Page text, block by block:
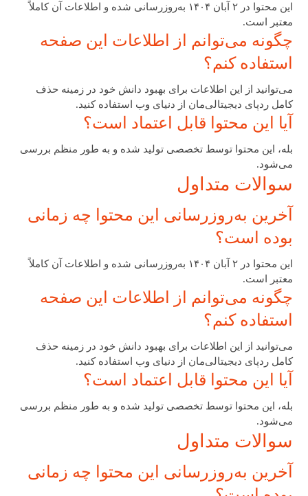
این محتوا در ۲ آبان ۱۴۰۴ به‌روزرسانی شده و اطلاعات آن کاملاً
معتبر است.
چگونه می‌توانم از اطلاعات این صفحه
استفاده کنم؟
می‌توانید از این اطلاعات برای بهبود دانش خود در زمینه حذف
کامل ردپای دیجیتالی‌مان از دنیای وب استفاده کنید.
آیا این محتوا قابل اعتماد است؟
بله، این محتوا توسط تخصصی تولید شده و به طور منظم بررسی
می‌شود.
سوالات متداول
آخرین به‌روزرسانی این محتوا چه زمانی
بوده است؟
این محتوا در ۲ آبان ۱۴۰۴ به‌روزرسانی شده و اطلاعات آن کاملاً
معتبر است.
چگونه می‌توانم از اطلاعات این صفحه
استفاده کنم؟
می‌توانید از این اطلاعات برای بهبود دانش خود در زمینه حذف
کامل ردپای دیجیتالی‌مان از دنیای وب استفاده کنید.
آیا این محتوا قابل اعتماد است؟
بله، این محتوا توسط تخصصی تولید شده و به طور منظم بررسی
می‌شود.
سوالات متداول
آخرین به‌روزرسانی این محتوا چه زمانی